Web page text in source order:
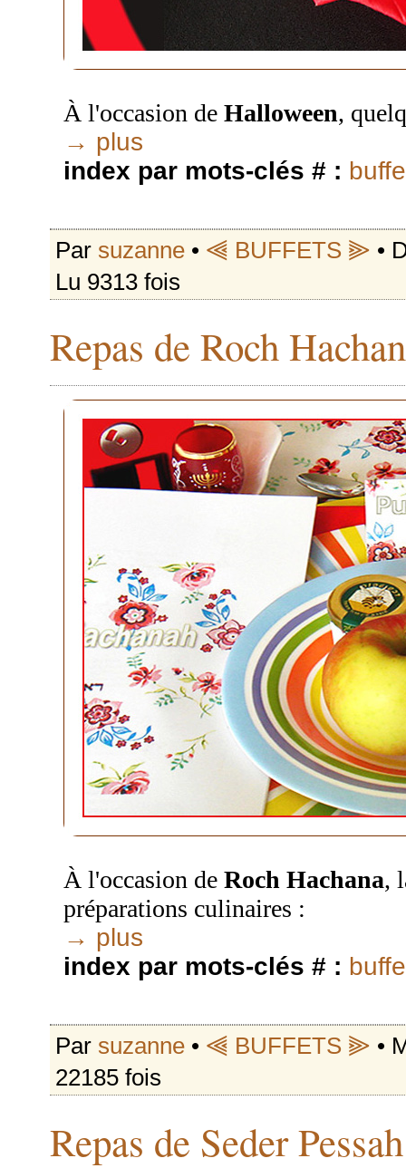
À l'occasion de Halloween,
→ plus
index par mots-clés # :
Par suzanne • ⫷ BUFFETS ⫸ •
Lu 9313 fois
Repas de Roch
À l'occasion de Roch Hachana,
préparations culinaires :
→ plus
index par mots-clés # :
Par suzanne • ⫷ BUFFETS ⫸ •
22185 fois
Repas de Seder Pessah